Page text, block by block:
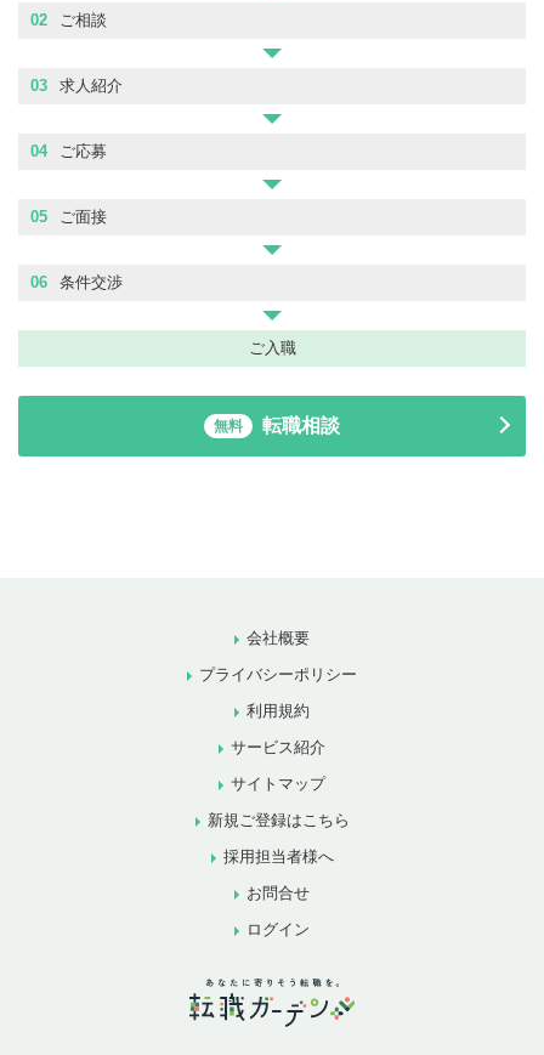
02 ご相談
03 求人紹介
04 ご応募
05 ご面接
06 条件交渉
ご入職
無料 転職相談
会社概要
プライバシーポリシー
利用規約
サービス紹介
サイトマップ
新規ご登録はこちら
採用担当者様へ
お問合せ
ログイン